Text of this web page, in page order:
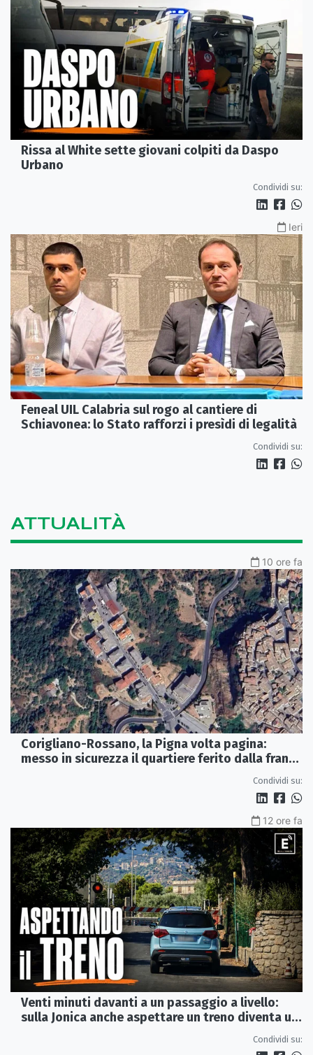
Rissa al White sette giovani colpiti da Daspo
Urbano
Condividi su:
Ieri
Feneal UIL Calabria sul rogo al cantiere di
Schiavonea: lo Stato rafforzi i presìdi di legalità
Condividi su:
ATTUALITÀ
10 ore fa
Corigliano-Rossano, la Pigna volta pagina:
messo in sicurezza il quartiere ferito dalla frana
Condividi su:
12 ore fa
Venti minuti davanti a un passaggio a livello:
sulla Jonica anche aspettare un treno diventa un
Condividi su: